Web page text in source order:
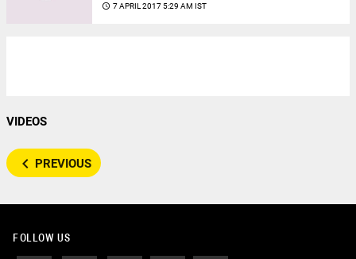
access_time 7 APRIL 2017 5:29 AM IST
VIDEOS
navigate_before PREVIOUS
FOLLOW US